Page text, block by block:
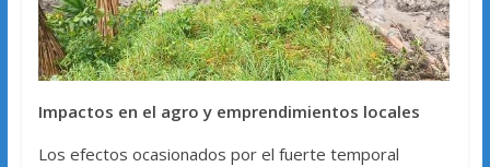
Impactos en el agro y emprendimientos locales
Los efectos ocasionados por el fuerte temporal